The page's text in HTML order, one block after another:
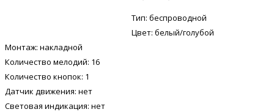
Тип:беспроводной
Цвет:белый/голубой
Монтаж: накладной
Количество мелодий: 16
Количество кнопок: 1
Датчик движения: нет
Световая индикация: нет